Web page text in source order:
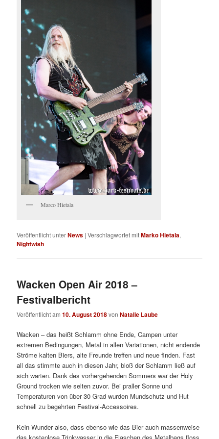
Marco Hietala
Veröffentlicht unterNews |Verschlagwortet mitMarko Hietala,
Nightwish
Wacken Open Air 2018 –
Festivalbericht
Veröffentlicht am10. August 2018vonNatalie Laube
Wacken – das heißt Schlamm ohne Ende, Campen unter
extremen Bedingungen, Metal in allen Variationen, nicht endende
Ströme kalten Biers, alte Freunde treffen und neue finden. Fast
all das stimmte auch in diesen Jahr, bloß der Schlamm ließ auf
sich warten. Dank des vorhergehenden Sommers war der Holy
Ground trocken wie selten zuvor. Bei praller Sonne und
Temperaturen von über 30 Grad wurden Mundschutz und Hut
schnell zu begehrten Festival-Accessoires.
Kein Wunder also, dass ebenso wie das Bier auch massenweise